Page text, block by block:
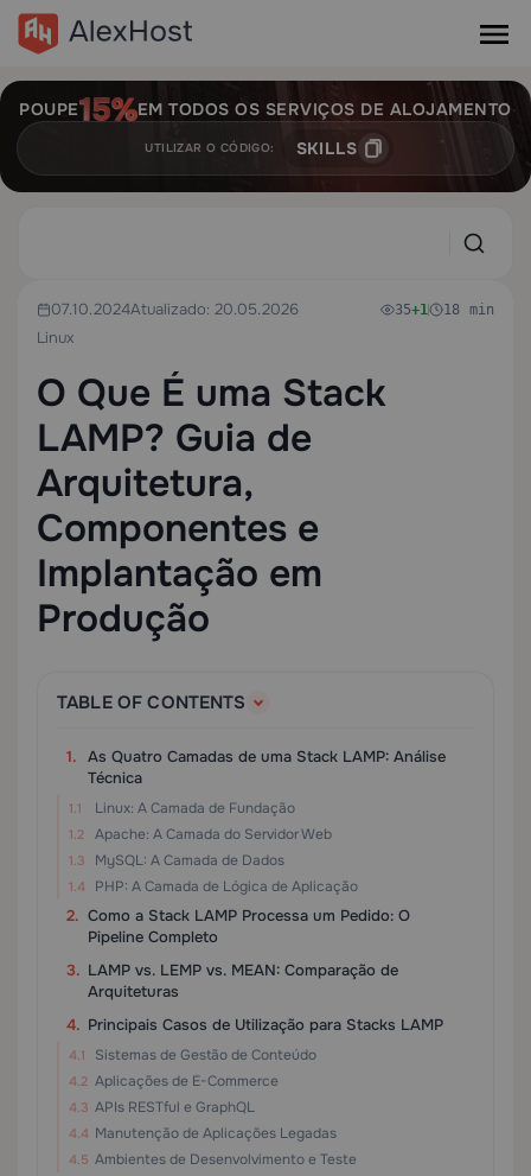
POUPE EM TODOS OS SERVIÇOS DE ALOJAMENTO
UTILIZAR O CÓDIGO: SKILLS
07.10.2024Atualizado: 20.05.2026
Linux
35+1 18 min
O Que É uma Stack
LAMP? Guia de
Arquitetura,
Componentes e
Implantação em
Produção
TABLE OF CONTENTS
As Quatro Camadas de uma Stack LAMP: Análise
Técnica
Linux: A Camada de Fundação
Apache: A Camada do Servidor Web
MySQL: A Camada de Dados
PHP: A Camada de Lógica de Aplicação
Como a Stack LAMP Processa um Pedido: O
Pipeline Completo
LAMP vs. LEMP vs. MEAN: Comparação de
Arquiteturas
Principais Casos de Utilização para Stacks LAMP
Sistemas de Gestão de Conteúdo
Aplicações de E-Commerce
APIs RESTful e GraphQL
Manutenção de Aplicações Legadas
Ambientes de Desenvolvimento e Teste